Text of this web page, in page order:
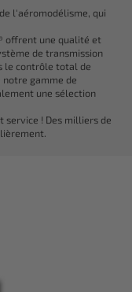
l'aéromodélisme, qui
offrent une qualité et
de transmission
le contrôle total de
gamme de
une sélection
! Des milliers de